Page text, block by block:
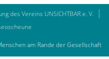
des Vereins UNSICHTBAR e. V.
am Rande der Gesellschaft